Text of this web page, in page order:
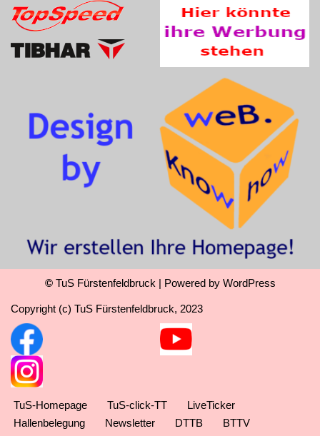
© TuS Fürstenfeldbruck | Powered by WordPress
Copyright (c) TuS Fürstenfeldbruck, 2023
TuS-Homepage TuS-click-TT
LiveTicker
Hallenbelegung
Newsletter DTTB
BTTV